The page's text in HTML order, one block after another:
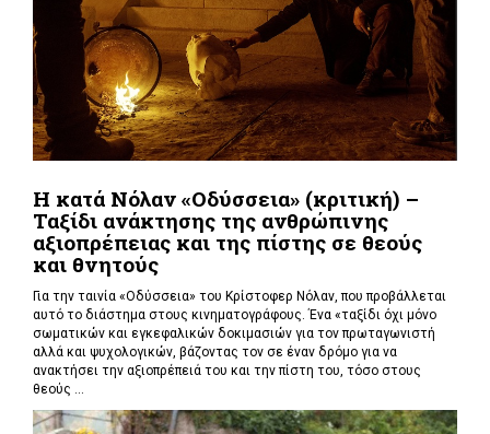
Η κατά Νόλαν «Οδύσσεια» (κριτική) –
Ταξίδι ανάκτησης της ανθρώπινης
αξιοπρέπειας και της πίστης σε θεούς
και θνητούς
Για την ταινία «Οδύσσεια» του Κρίστοφερ Νόλαν,που προβάλλεται
αυτό το διάστημα στους κινηματογράφους. Ένα «ταξίδι όχι μόνο
σωματικών και εγκεφαλικών δοκιμασιών για τον πρωταγωνιστή
αλλά και ψυχολογικών, βάζοντας τον σε έναν δρόμο για να
ανακτήσει την αξιοπρέπειά του και την πίστη του, τόσο στους
θεούς ...